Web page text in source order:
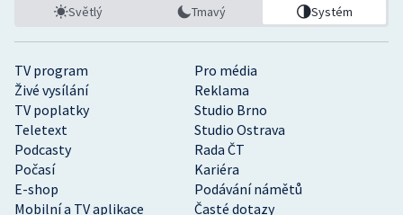
TV program
Pro média
Živé vysílání
Reklama
TV poplatky
Studio Brno
Teletext
Studio Ostrava
Podcasty
Rada ČT
Počasí
Kariéra
E-shop
Podávání námětů
Mobilní a TV aplikace
Časté dotazy
Světlý Tmavý Systém